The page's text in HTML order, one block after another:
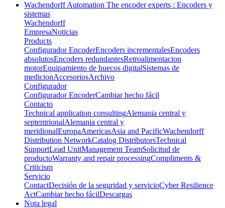
Wachendorff Automation The encoder experts : Encoders y
sistemas
Wachendorff
EmpresaNoticias
Products
Configurador EncoderEncoders incrementalesEncoders
absolutosEncoders redundantesRetroalimentacion
motorEquipamiento de huecos digitalSistemas de
medicionAccesoriosArchivo
Configurador
Configurador EncoderCambiar hecho fácil
Contacto
Technical application consultingAlemania central y
septentrionalAlemania central y
meridionalEuropaAmericasAsia and PacificWachendorff
Distribution NetworkCatalog DistributorsTechnical
SupportLead UnitManagement TeamSolicitud de
productoWarranty and repair processingCompliments &
Criticism
Servicio
ContactDecisión de la seguridad y servicioCyber Resilience
ActCambiar hecho fácilDescargas
Nota legal